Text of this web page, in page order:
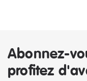
Abonnez-
profitez